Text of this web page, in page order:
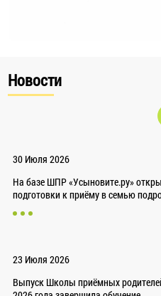
Новости
30 Июля 2026
На базе ШПР «Усыновите.ру»
подготовки к приёму в семью
23 Июля 2026
Выпуск Школы приёмных